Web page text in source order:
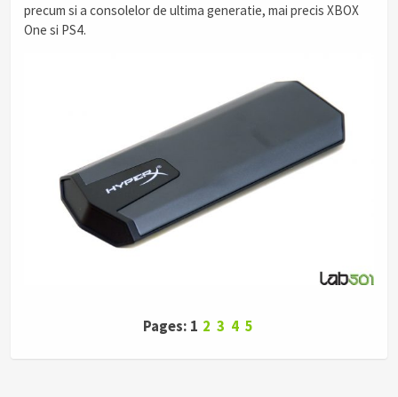
precum si a consolelor de ultima generatie, mai precis XBOX
One si PS4.
Pages: 1 2 3 4 5